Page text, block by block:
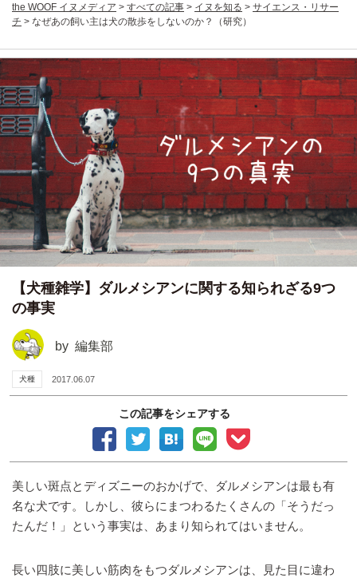
the WOOF イヌメディア > すべての記事 > イヌを知る > サイエンス・リサー
チ > なぜあの飼い主は犬の散歩をしないのか？（研究）
【犬種雑学】ダルメシアンに関する知られざる9つ
の事実
by 編集部
犬種 2017.06.07
この記事をシェアする
美しい斑点とディズニーのおかげで、ダルメシアンは最も有
名な犬です。しかし、彼らにまつわるたくさんの「そうだっ
たんだ！」という事実は、あまり知られてはいません。
長い四肢に美しい筋肉をもつダルメシアンは、見た目に違わ